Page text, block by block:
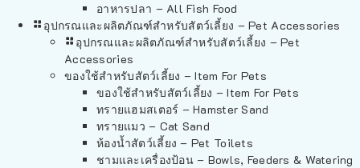
อาหารปลา – All Fish Food
อุปกรณและผลิตภัณฑ์สำหรับสัตว์เลี้ยง – Pet Accessories
อุปกรณและผลิตภัณฑ์สำหรับสัตว์เลี้ยง – Pet
Accessories
ของใช้สำหรับสัตว์เลี้ยง – Item For Pets
ของใช้สำหรับสัตว์เลี้ยง – Item For Pets
ทรายแฮมสเตอร์ – Hamster Sand
ทรายแมว – Cat Sand
ห้องน้ำสัตว์เลี้ยง – Pet Toilets
ชามและเครื่องป้อน – Bowls, Feeders & Watering